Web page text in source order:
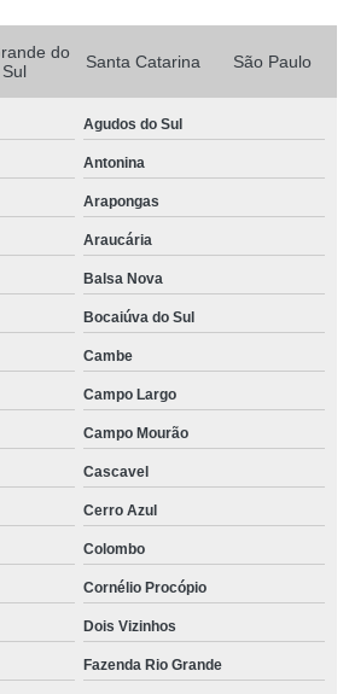
do
Sul
Santa Catarina São Paulo
Agudos do Sul
Antonina
Arapongas
Araucária
Balsa Nova
Bocaiúva do Sul
Cambe
Campo Largo
Campo Mourão
Cascavel
Cerro Azul
Colombo
Cornélio Procópio
Dois Vizinhos
Fazenda Rio Grande